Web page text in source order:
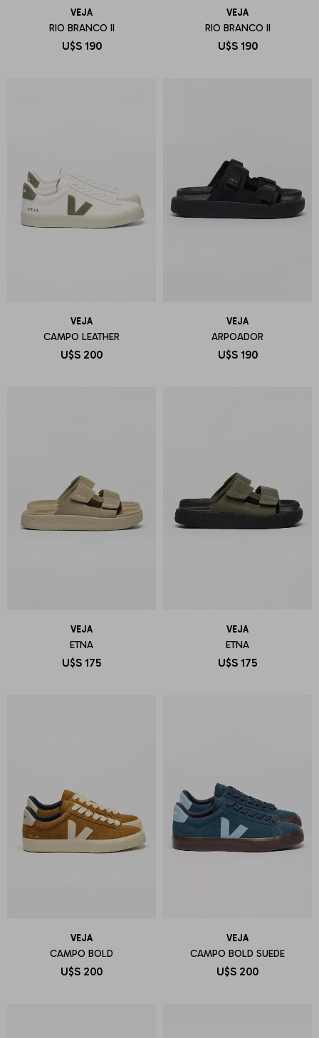
VEJA
RIO BRANCO II
U$S 190
VEJA
RIO BRANCO II
U$S 190
VEJA
CAMPO LEATHER
U$S 200
VEJA
ARPOADOR
U$S 190
VEJA
ETNA
U$S 175
VEJA
ETNA
U$S 175
VEJA
CAMPO BOLD
U$S 200
VEJA
CAMPO BOLD SUEDE
U$S 200